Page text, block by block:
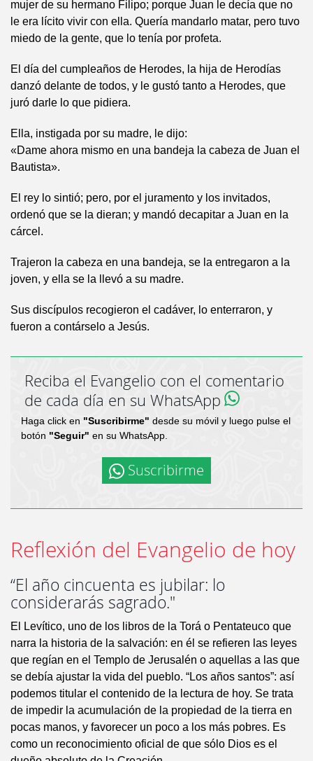
mujer de su hermano Filipo; porque Juan le decía que no
le era lícito vivir con ella. Quería mandarlo matar, pero tuvo
miedo de la gente, que lo tenía por profeta.
El día del cumpleaños de Herodes, la hija de Herodías
danzó delante de todos, y le gustó tanto a Herodes, que
juró darle lo que pidiera.
Ella, instigada por su madre, le dijo:
«Dame ahora mismo en una bandeja la cabeza de Juan el
Bautista».
El rey lo sintió; pero, por el juramento y los invitados,
ordenó que se la dieran; y mandó decapitar a Juan en la
cárcel.
Trajeron la cabeza en una bandeja, se la entregaron a la
joven, y ella se la llevó a su madre.
Sus discípulos recogieron el cadáver, lo enterraron, y
fueron a contárselo a Jesús.
Reciba el Evangelio con el comentario
de cada día en su WhatsApp
Haga click en "Suscribirme" desde su móvil y luego pulse el
botón "Seguir" en su WhatsApp.
Suscribirme
Reflexión del Evangelio de hoy
“El año cincuenta es jubilar: lo
considerarás sagrado."
El Levítico, uno de los libros de la Torá o Pentateuco que
narra la historia de la salvación: en él se refieren las leyes
que regían en el Templo de Jerusalén o aquellas a las que
se debía ajustar la vida del pueblo. “Los años santos”: así
podemos titular el contenido de la lectura de hoy. Se trata
de impedir la acumulación de la propiedad de la tierra en
pocas manos, y favorecer un poco a los más pobres. Es
como un reconocimiento oficial de que sólo Dios es el